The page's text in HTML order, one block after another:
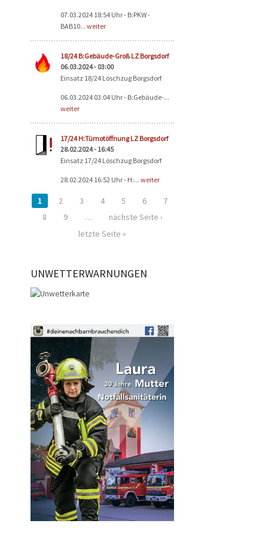
07.03.2024 18:54 Uhr - B:PKW -
BAB10... weiter
18/24 B:Gebäude-Groß LZ Borgsdorf
06.03.2024 - 03:00
Einsatz 18/24 Löschzug Borgsdorf
06.03.2024 03:04 Uhr - B:Gebäude-...
weiter
17/24 H:Türnotöffnung LZ Borgsdorf
28.02.2024 - 16:45
Einsatz 17/24 Löschzug Borgsdorf
28.02.2024 16:52 Uhr - H:... weiter
1 2 3 4 5 6
7
8
9 …
nächste Seite ›
letzte Seite »
UNWETTERWARNUNGEN